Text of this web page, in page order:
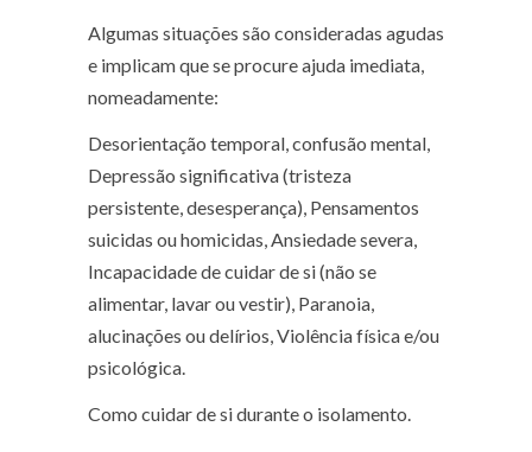
Algumas situações são consideradas agudas
e implicam que se procure ajuda imediata,
nomeadamente:
Desorientação temporal, confusão mental,
Depressão significativa (tristeza
persistente, desesperança), Pensamentos
suicidas ou homicidas, Ansiedade severa,
Incapacidade de cuidar de si (não se
alimentar, lavar ou vestir), Paranoia,
alucinações ou delírios, Violência física e/ou
psicológica.
Como cuidar de si durante o isolamento.